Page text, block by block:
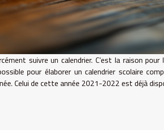
suivre un calendrier. C’est la raison pour
pour élaborer un calendrier scolaire
Celui de cette année 2021-2022 est déjà